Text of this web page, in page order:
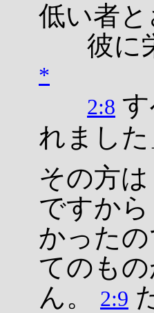
低い者と
彼に栄
*
2:8
れました
その方
ですか
かった
てのも
ん。
2:9